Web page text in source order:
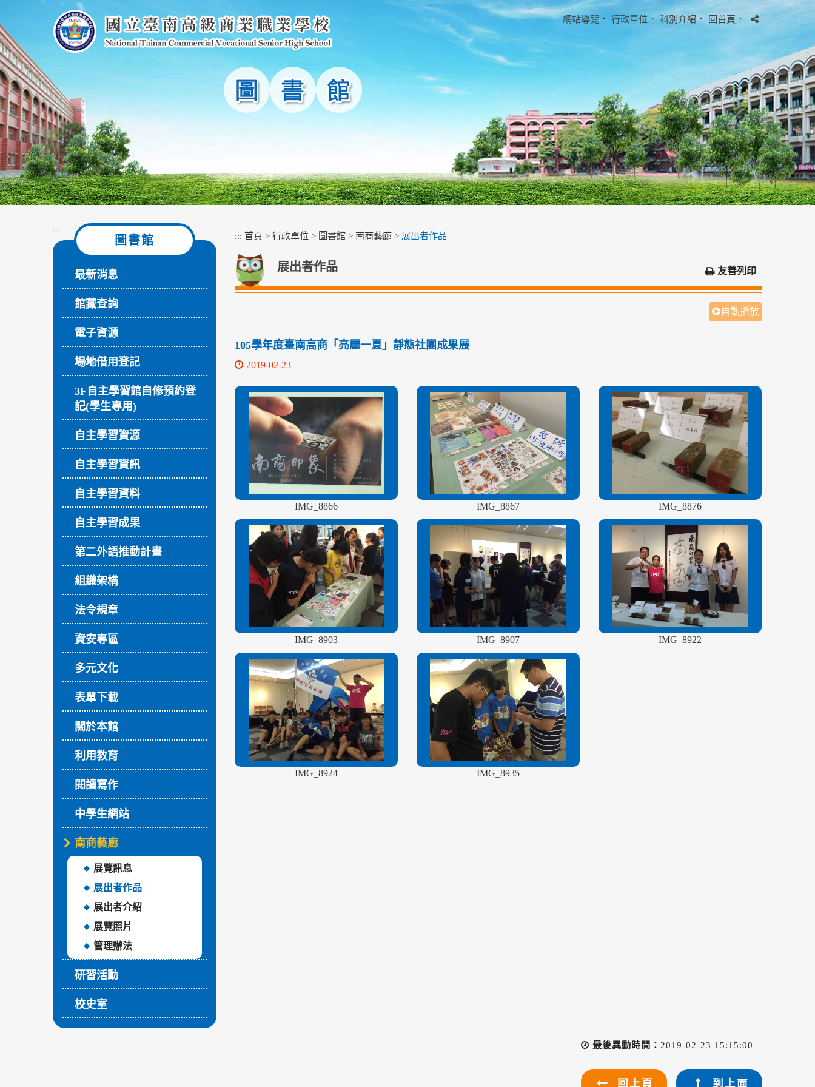
主
要
內
容
區
塊
網站導覽 ． 行政單位 ． 科別介紹． 回首頁．
:::
圖書館
最新消息
館藏查詢
電子資源
場地借用登記
3F自主學習館自修預約登
記(學生專用)
自主學習資源
自主學習資訊
自主學習資料
自主學習成果
第二外語推動計畫
組織架構
法令規章
資安專區
多元文化
表單下載
關於本館
利用教育
閱讀寫作
中學生網站
南商藝廊
展覽訊息
展出者作品
展出者介紹
展覽照片
管理辦法
研習活動
校史室
::: 首頁 > 行政單位 > 圖書館 > 南商藝廊 > 展出者作品
展出者作品 友善列印
自動播放
105學年度臺南高商「亮麗一夏」靜態社團成果展
2019-02-23
IMG_8866 IMG_8867 IMG_8876
IMG_8903 IMG_8907 IMG_8922
IMG_8924 IMG_8935
最後異動時間： 2019-02-23 15:15:00
回上頁 到上面